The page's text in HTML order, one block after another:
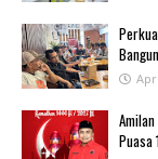
Puasa